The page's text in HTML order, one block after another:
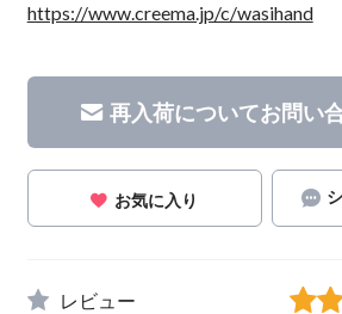
https://www.creema.jp/c/wasihand
再入荷についてお問い
お気に入り
レビュー